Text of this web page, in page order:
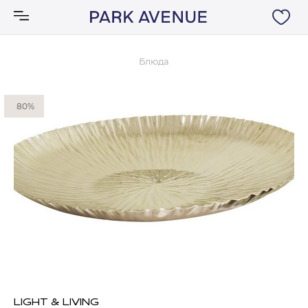
Ковры
Свет
Блюда
80%
LIGHT & LIVING